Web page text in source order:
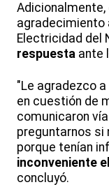
agradecimiento
Electricidad del
respuesta ante
"Le agradezco
en cuestión de
comunicaron
preguntarnos
porque tenían
inconveniente
concluyó.